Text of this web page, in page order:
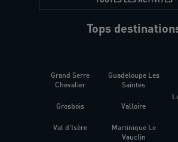
Tops
Grand Serre
Chevalier
Grosbois
Val d'Isère
Guadeloupe Les
Saintes
Valloire
Martinique Le
Vauclin